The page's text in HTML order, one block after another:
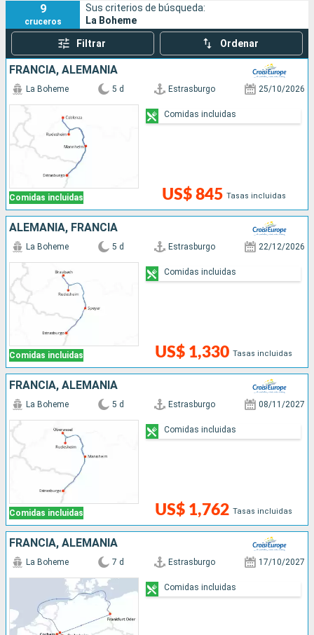
9
cruceros
Sus criterios de búsqueda:
La Boheme
Filtrar Ordenar
FRANCIA, ALEMANIA
Comidas incluidas
La Boheme 5 d Estrasburgo 25/10/2026
US$ 845 Tasas incluidas
Comidas incluidas
ALEMANIA, FRANCIA
Comidas incluidas
La Boheme 5 d Estrasburgo 22/12/2026
US$ 1,330 Tasas incluidas
Comidas incluidas
FRANCIA, ALEMANIA
Comidas incluidas
La Boheme 5 d Estrasburgo 08/11/2027
US$ 1,762 Tasas incluidas
Comidas incluidas
FRANCIA, ALEMANIA
La Boheme 7 d Estrasburgo 17/10/2027
Comidas incluidas